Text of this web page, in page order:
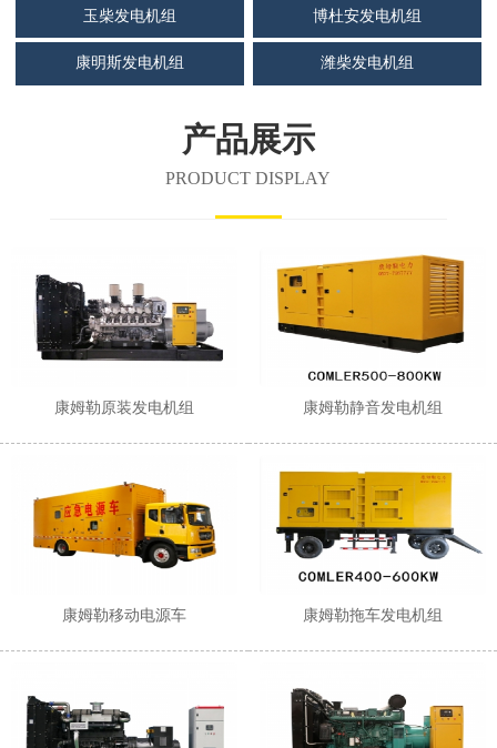
1 2 3
玉柴发电机组 博杜安发电机组
康明斯发电机组 潍柴发电机组
产品展示
PRODUCT DISPLAY
康姆勒原装发电机组 康姆勒静音发电机组
康姆勒移动电源车 康姆勒拖车发电机组